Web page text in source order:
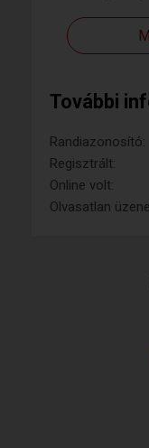
További
Randiazonosító:
Regisztrált:
Online volt:
Olvasatlan